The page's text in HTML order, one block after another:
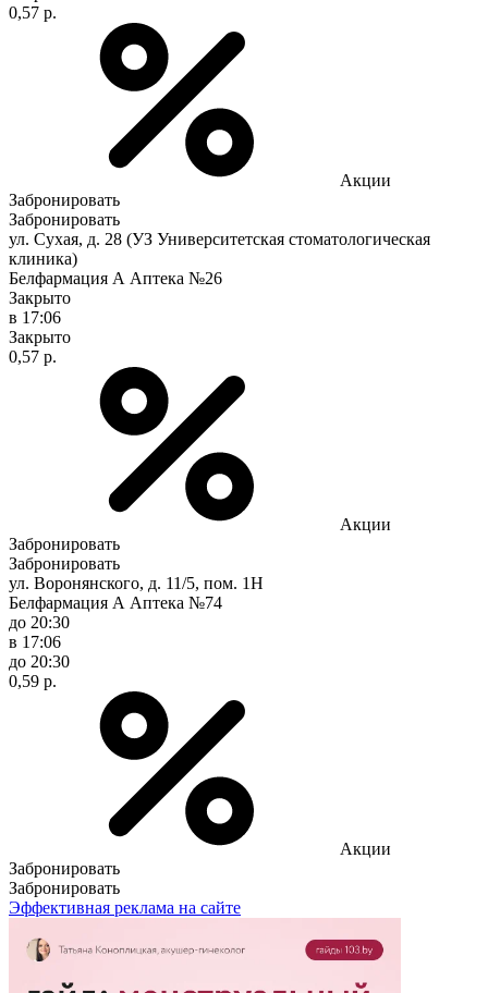
0,57 р.
Акции
Забронировать
Забронировать
ул. Сухая, д. 28 (УЗ Университетская стоматологическая
клиника)
Белфармация А Аптека №26
Закрыто
в 17:06
Закрыто
0,57 р.
Акции
Забронировать
Забронировать
ул. Воронянского, д. 11/5, пом. 1Н
Белфармация А Аптека №74
до 20:30
в 17:06
до 20:30
0,59 р.
Акции
Забронировать
Забронировать
Эффективная реклама на сайте